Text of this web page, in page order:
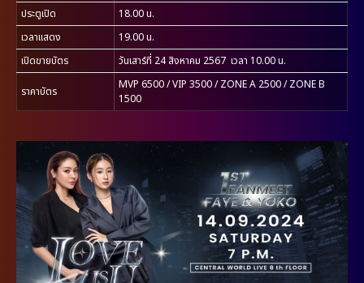
ประตูเปิด
18.00 น.
เวลาแสดง
19.00 น.
เปิดขายบัตร
วันเสาร์ที่ 24 สิงหาคม 2567 เวลา 10.00 น.
ราคาบัตร
MVP 6500 / VIP 3500 / ZONE A 2500 / ZONE B
1500